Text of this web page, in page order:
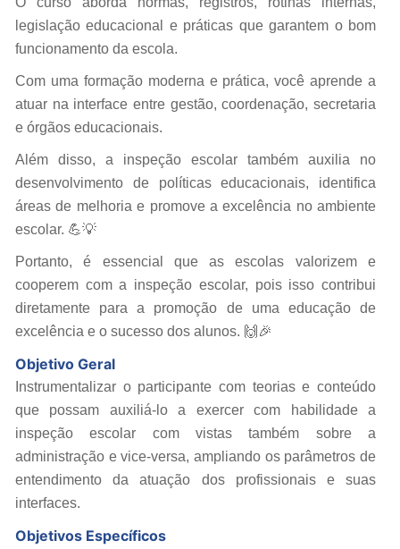
legislação educacional e práticas que garantem o bom
funcionamento da escola.
Com uma formação moderna e prática, você aprende a
atuar na interface entre gestão, coordenação, secretaria
e órgãos educacionais.
Além disso, a inspeção escolar também auxilia no
desenvolvimento de políticas educacionais, identifica
áreas de melhoria e promove a excelência no ambiente
escolar. 💪💡
Portanto, é essencial que as escolas valorizem e
cooperem com a inspeção escolar, pois isso contribui
diretamente para a promoção de uma educação de
excelência e o sucesso dos alunos. 🙌🎉
Objetivo Geral
Instrumentalizar o participante com teorias e conteúdo
que possam auxiliá-lo a exercer com habilidade a
inspeção escolar com vistas também sobre a
administração e vice-versa, ampliando os parâmetros de
entendimento da atuação dos profissionais e suas
interfaces.
Objetivos Específicos